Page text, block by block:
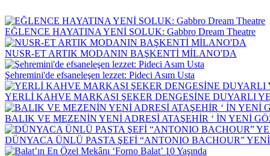
EĞLENCE HAYATINA YENİ SOLUK: Gabbro Dream Theatre
NUSR-ET ARTIK MODANIN BAŞKENTİ MİLANO'DA
Şehremini'de efsaneleşen lezzet: Pideci Asım Usta
YERLİ KAHVE MARKASI ŞEKER DENGESİNE DUYARLI
BALIK VE MEZENİN YENİ ADRESİ ATAŞEHİR ‘ İN YENİ
DÜNYACA ÜNLÜ PASTA ŞEFİ “ANTONIO BACHOUR”